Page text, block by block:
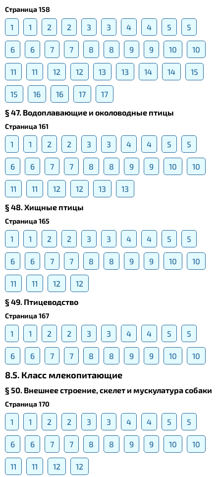
Страница 158
1 1 2 2 3 3 4 4 5 5
6 6 7 7 8 8 9 9 10 10
11 11 12 12 13 13 14 14 15
15 16 16 17
17
§ 47. Водоплавающие и околоводные птицы
Страница 161
1 1 2 2 3 3 4 4 5 5
6 6 7 7 8 8 9 9 10 10
11 11 12 12 13
13
§ 48. Хищные птицы
Страница 165
1 1 2 2 3 3 4 4 5 5
6 6 7 7 8 8 9 9 10 10
11 11 12
12
§ 49. Птицеводство
Страница 167
1 1 2 2 3 3 4 4 5 5
6 6 7 7 8 8 9 9 10 10
8.5. Класс млекопитающие
§ 50. Внешнее строение, скелет и мускулатура собаки
Страница 170
1 1 2 2 3 3 4 4 5 5
6 6 7 7 8 8 9 9 10 10
11 11 12
12